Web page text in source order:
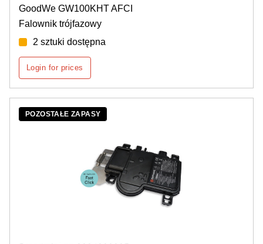
GoodWe GW100KHT AFCI
Falownik trójfazowy
2 sztuki dostępna
Login for prices
POZOSTAŁE ZAPASY